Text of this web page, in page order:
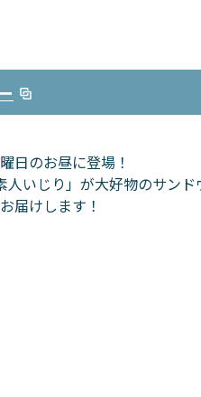
日のお昼に登場！
いじり」が大好物のサン
届けします！